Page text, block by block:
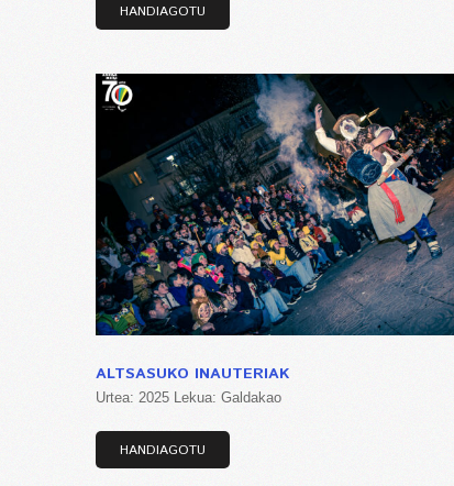
HANDIAGOTU
ALTSASUKO INAUTERIAK
Urtea: 2025 Lekua: Galdakao
HANDIAGOTU